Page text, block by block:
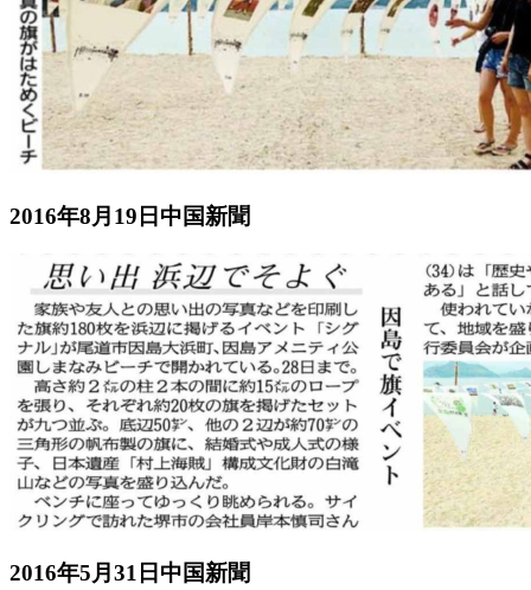
2016年8月19日中国新聞
2016年5月31日中国新聞